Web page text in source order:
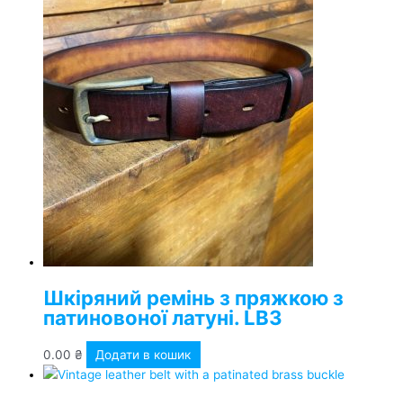
Шкіряний ремінь з пряжкою з
патиновоної латуні. LB3
0.00 ₴ Додати в кошик